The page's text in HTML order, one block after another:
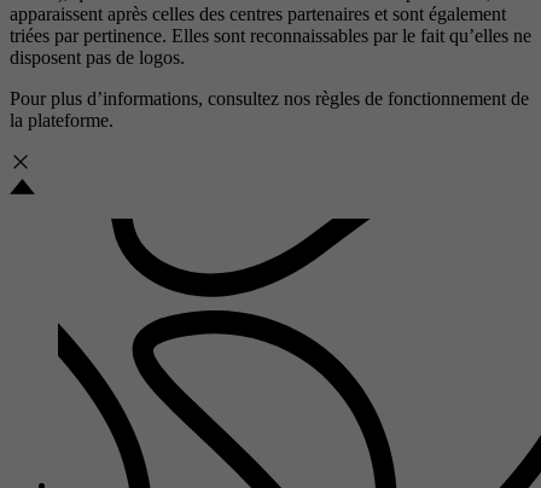
apparaissent après celles des centres partenaires et sont également
triées par pertinence. Elles sont reconnaissables par le fait qu’elles ne
disposent pas de logos.
Pour plus d’informations, consultez nos règles de fonctionnement de
la plateforme.